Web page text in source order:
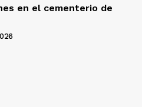
en el cementerio de